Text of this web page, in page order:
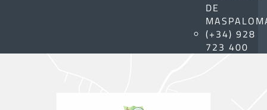
DE
(+34) 928
723 400